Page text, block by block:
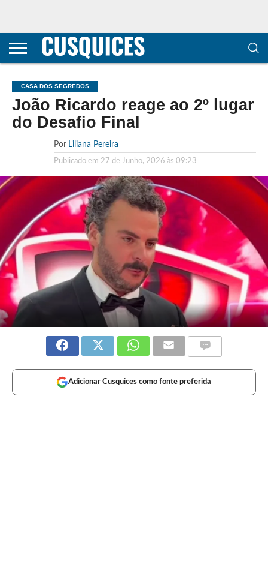
CONTACTOS
HOME
POLÍTICA DE
E COOKIES
SOBRE
TERMOS E
TRANSPARÊNCIA
METODOLOGIA
CASA DOS SEGREDOS
João Ricardo reage ao 2º lugar
do Desafio Final
Por Liliana Pereira
Publicado em 27 de Junho, 2026 às 09:23
Adicionar Cusquices como fonte preferida